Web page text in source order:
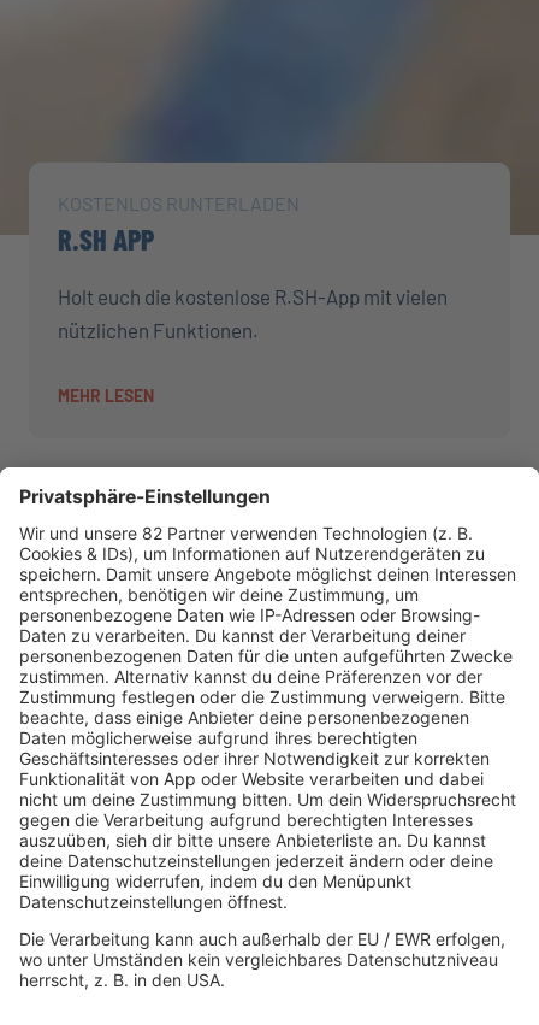
KOSTENLOS RUNTERLADEN
R.SH APP
Holt euch die kostenlose R.SH-App mit vielen
nützlichen Funktionen.
MEHR LESEN
AKTIONEN
R.SH hilft helfen-Stiftung!
AKTUELL
Aktuelles von den R.SH Schleswig-Holstein-Reportern
Jobbörse
MUSIK
Unsere Musikstreams
Konzerte und Events